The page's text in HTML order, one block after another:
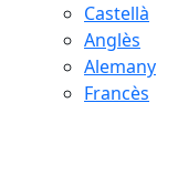
Castellà
Anglès
Alemany
Francès